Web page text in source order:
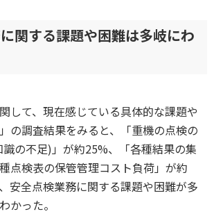
関する課題や困難は多岐にわ
して、現在感じている具体的な課題や
の調査結果をみると、「重機の点検の
の不足)」が約25%、「各種結果の集
点検表の保管管理コスト負荷」が約
安全点検業務に関する課題や困難が多
かった。